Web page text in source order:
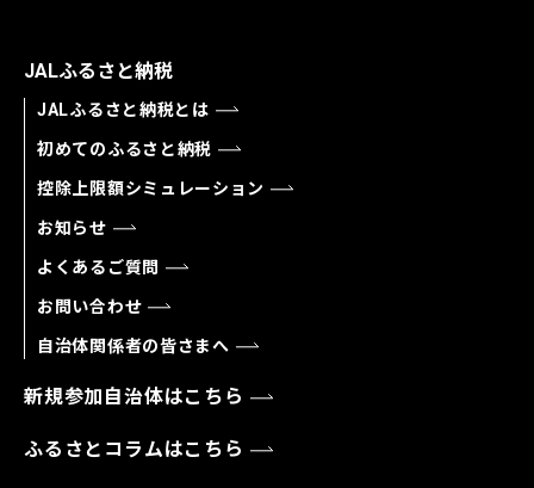
JALふるさと納税
JALふるさと納税とは
初めてのふるさと納税
控除上限額シミュレーション
お知らせ
よくあるご質問
お問い合わせ
自治体関係者の皆さまへ
新規参加自治体はこちら
ふるさとコラムはこちら